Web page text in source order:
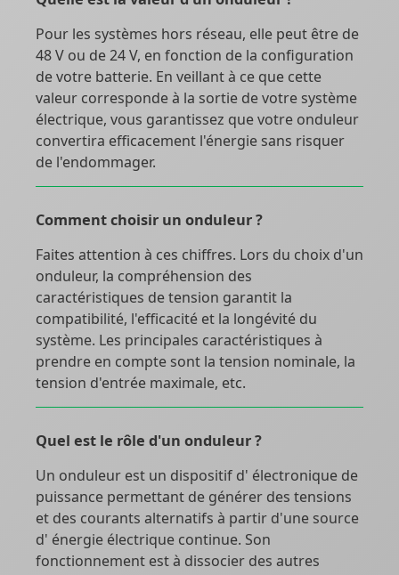
Pour les systèmes hors réseau, elle peut être de
48 V ou de 24 V, en fonction de la configuration
de votre batterie. En veillant à ce que cette
valeur corresponde à la sortie de votre système
électrique, vous garantissez que votre onduleur
convertira efficacement l'énergie sans risquer
de l'endommager.
Comment choisir un onduleur ?
Faites attention à ces chiffres. Lors du choix d'un
onduleur, la compréhension des
caractéristiques de tension garantit la
compatibilité, l'efficacité et la longévité du
système. Les principales caractéristiques à
prendre en compte sont la tension nominale, la
tension d'entrée maximale, etc.
Quel est le rôle d'un onduleur ?
Un onduleur est un dispositif d' électronique de
puissance permettant de générer des tensions
et des courants alternatifs à partir d'une source
d' énergie électrique continue. Son
fonctionnement est à dissocier des autres